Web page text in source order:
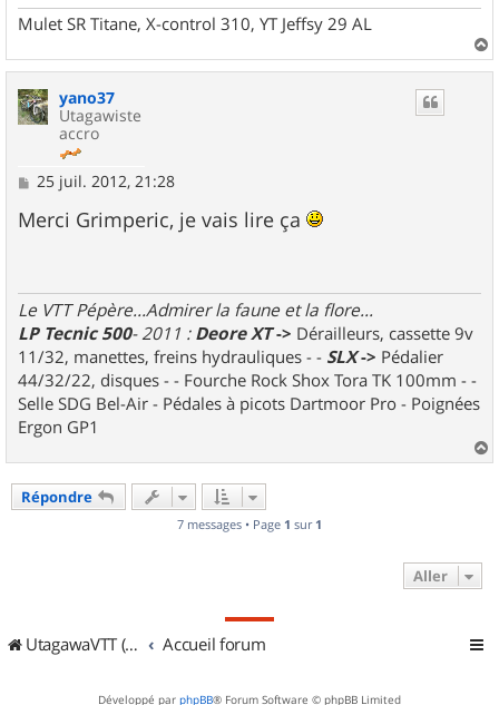
Mulet SR Titane, X-control 310, YT Jeffsy 29 AL
a
yano37
Utagawiste
accro
M
s
s
25 juil. 2012, 21:28
Merci Grimperic, je vais lire ça
Le VTT Pépère...Admirer la faune et la flore...
LP Tecnic 500- 2011 : Deore XT-> Dérailleurs, cassette 9v
11/32, manettes, freins hydrauliques - - SLX-> Pédalier
44/32/22, disques - - Fourche Rock Shox Tora TK 100mm - -
Selle SDG Bel-Air - Pédales à picots Dartmoor Pro - Poignées
Ergon GP1
a
Répondre
7 messages • Page 1 sur 1
Aller
UtagawaVTT (Randos VTT et VTTAE avec traces GPS) Accueil forum
Développé par phpBB® Forum Software © phpBB Limited